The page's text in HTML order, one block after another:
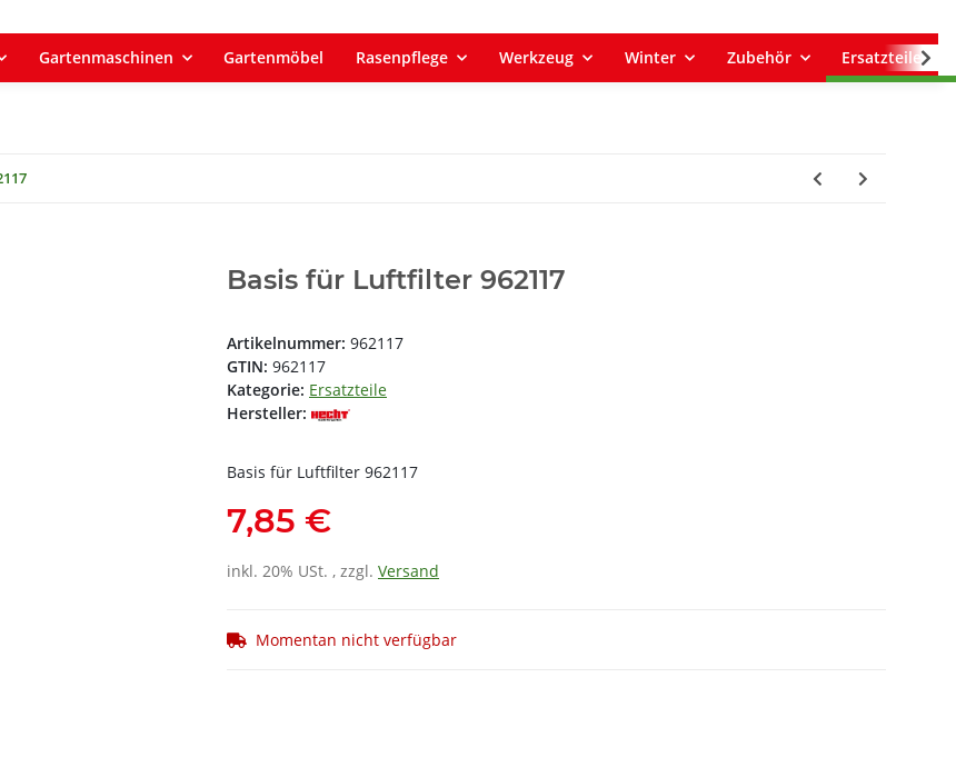
Gartenmaschinen Gartenmöbel Rasenpflege Werkzeug Winter Zubehör Ersatzteile
Basis für Luftfilter 962117
Artikelnummer: 962117
GTIN: 962117
Kategorie: Ersatzteile
Hersteller:
Basis für Luftfilter 962117
7,85 €
inkl. 20% USt. , zzgl. Versand
Momentan nicht verfügbar